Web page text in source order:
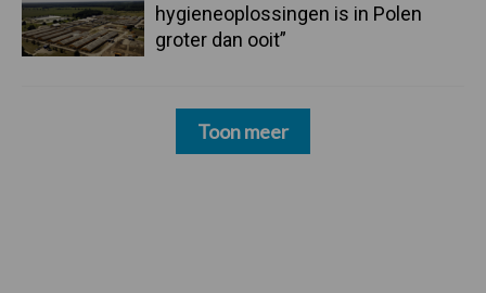
hygieneoplossingen is in Polen
groter dan ooit”
Toon meer